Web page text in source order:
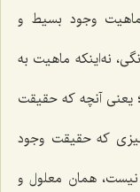
ماهیت وجود بسیط و
نه‌اینکه ماهیت به
آنچه که حقیقت
که حقیقت وجود
همان معلول و